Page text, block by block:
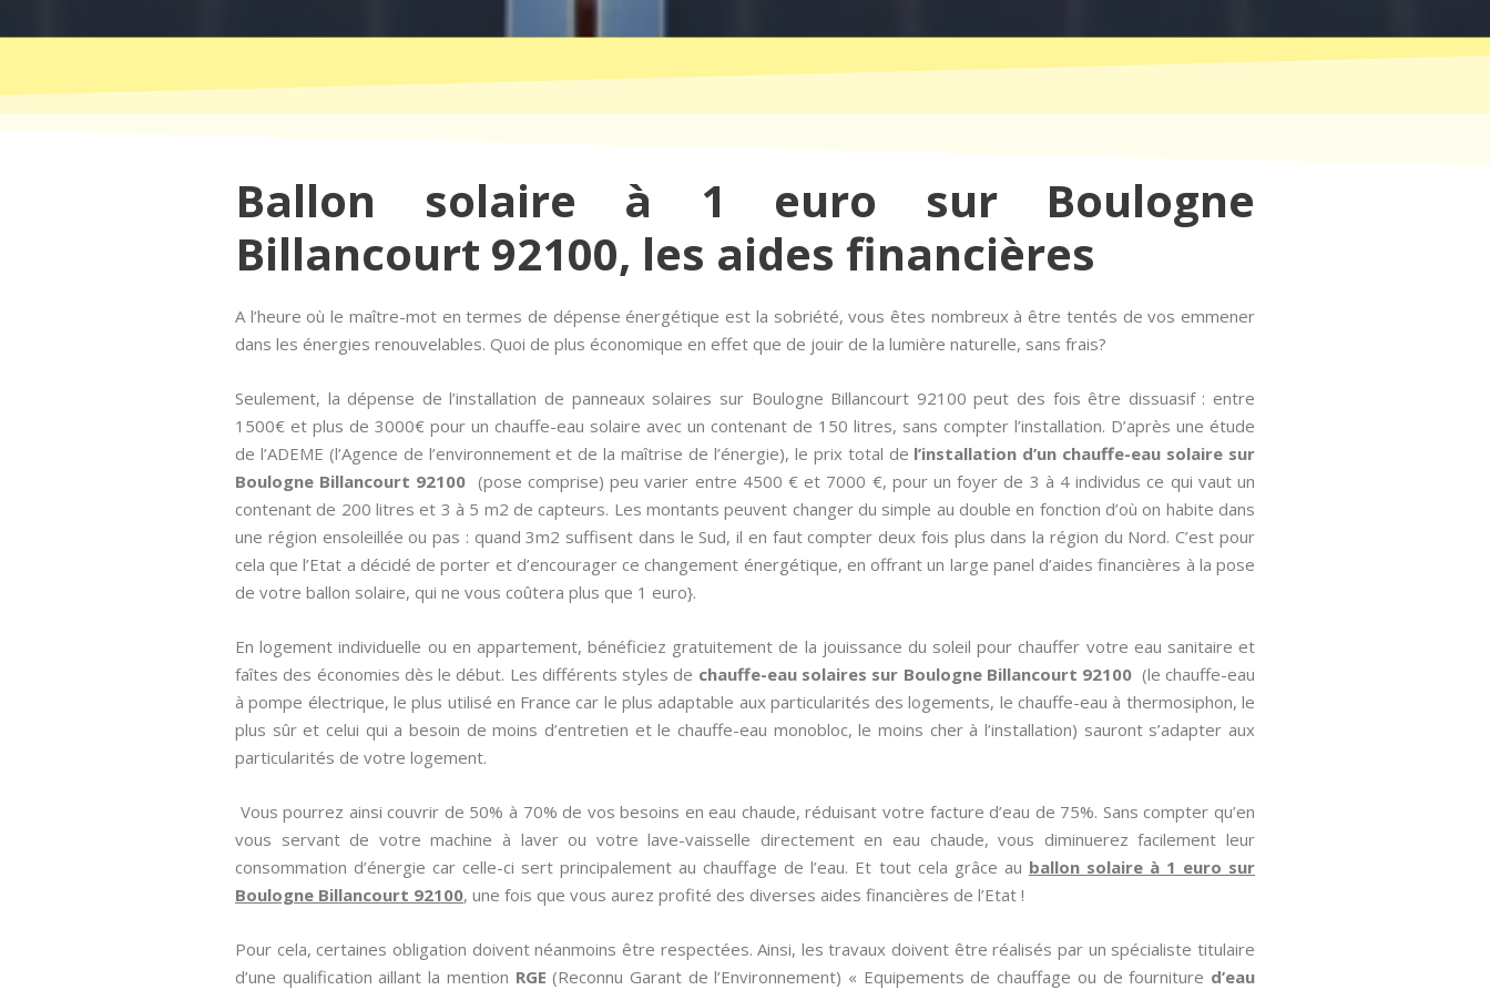
Ballon solaire à 1 euro sur Boulogne
Billancourt 92100, les aides financières
A l’heure où le maître-mot en termes de dépense énergétique est la sobriété, vous êtes nombreux à être tentés de vos emmener
dans les énergies renouvelables. Quoi de plus économique en effet que de jouir de la lumière naturelle, sans frais?
Seulement, la dépense de l’installation de panneaux solaires sur Boulogne Billancourt 92100 peut des fois être dissuasif : entre
1500€ et plus de 3000€ pour un chauffe-eau solaire avec un contenant de 150 litres, sans compter l’installation. D’après une étude
de l’ADEME (l’Agence de l’environnement et de la maîtrise de l’énergie), le prix total de l’installation d’un chauffe-eau solaire sur
Boulogne Billancourt 92100 (pose comprise) peu varier entre 4500 € et 7000 €, pour un foyer de 3 à 4 individus ce qui vaut un
contenant de 200 litres et 3 à 5 m2 de capteurs. Les montants peuvent changer du simple au double en fonction d’où on habite dans
une région ensoleillée ou pas : quand 3m2 suffisent dans le Sud, il en faut compter deux fois plus dans la région du Nord. C’est pour
cela que l’Etat a décidé de porter et d’encourager ce changement énergétique, en offrant un large panel d’aides financières à la pose
de votre ballon solaire, qui ne vous coûtera plus que 1 euro}.
En logement individuelle ou en appartement, bénéficiez gratuitement de la jouissance du soleil pour chauffer votre eau sanitaire et
faîtes des économies dès le début. Les différents styles de chauffe-eau solaires sur Boulogne Billancourt 92100 (le chauffe-eau
à pompe électrique, le plus utilisé en France car le plus adaptable aux particularités des logements, le chauffe-eau à thermosiphon, le
plus sûr et celui qui a besoin de moins d’entretien et le chauffe-eau monobloc, le moins cher à l’installation) sauront s’adapter aux
particularités de votre logement.
Vous pourrez ainsi couvrir de 50% à 70% de vos besoins en eau chaude, réduisant votre facture d’eau de 75%. Sans compter qu’en
vous servant de votre machine à laver ou votre lave-vaisselle directement en eau chaude, vous diminuerez facilement leur
consommation d’énergie car celle-ci sert principalement au chauffage de l’eau. Et tout cela grâce au ballon solaire à 1 euro sur
Boulogne Billancourt 92100, une fois que vous aurez profité des diverses aides financières de l’Etat !
Pour cela, certaines obligation doivent néanmoins être respectées. Ainsi, les travaux doivent être réalisés par un spécialiste titulaire
d’une qualification aillant la mention RGE(Reconnu Garant de l’Environnement) « Equipements de chauffage ou de fourniture d’eau